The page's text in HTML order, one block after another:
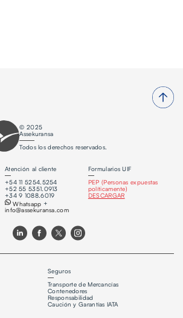
© 2025
Assekuransa
Todos los derechos reservados.
Atención al cliente
+54 11 5254.5254
+52 55 5351.0913
+34 9 1088.6019
Whatsapp +
info@assekuransa.com
Formularios UIF
PEP (Personas expuestas
políticamente)
DESCARGAR
Seguros
Transporte de Mercancías
Contenedores
Responsabilidad
Caución y Garantías IATA